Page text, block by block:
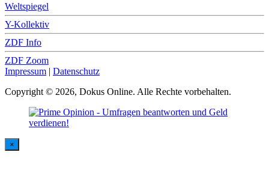
Weltspiegel
Y-Kollektiv
ZDF Info
ZDF Zoom
Impressum | Datenschutz
Copyright © 2026, Dokus Online. Alle Rechte vorbehalten.
×